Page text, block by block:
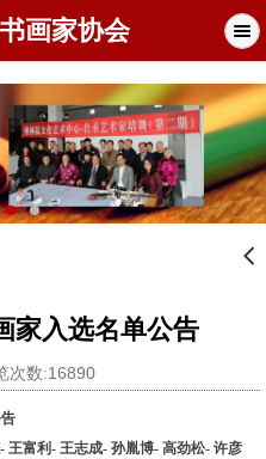
画家协会
󰊒
家入选名单公告
次数:16890
利- 王志成- 孙胤博- 高劲松- 许彦